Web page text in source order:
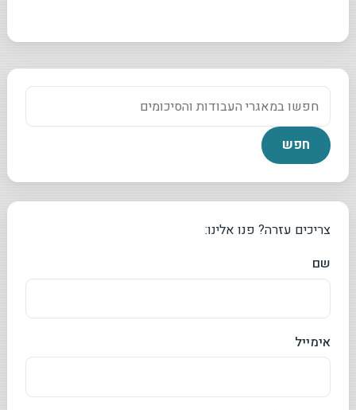
צריכים עזרה? פנו אלינו:
שם
אימייל